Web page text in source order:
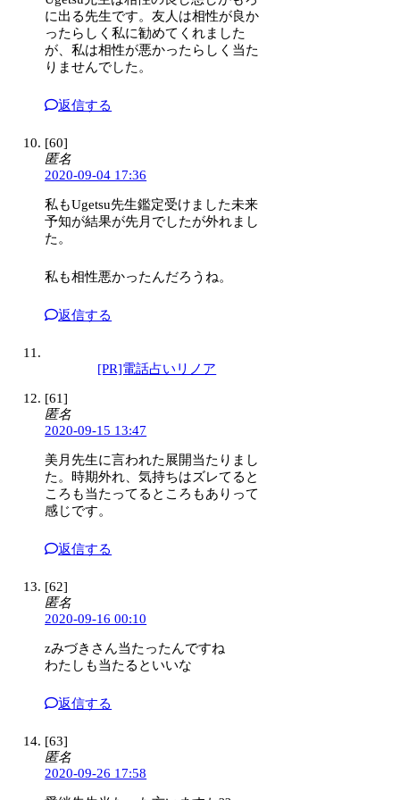
に出る先生です。友人は相性が良か
ったらしく私に勧めてくれました
が、私は相性が悪かったらしく当た
りませんでした。
返信する
[60]
匿名
2020-09-04 17:36
私もUgetsu先生鑑定受けました未来
予知が結果が先月でしたが外れまし
た。
私も相性悪かったんだろうね。
返信する
[PR]電話占いリノア
[61]
匿名
2020-09-15 13:47
美月先生に言われた展開当たりまし
た。時期外れ、気持ちはズレてると
ころも当たってるところもありって
感じです。
返信する
[62]
匿名
2020-09-16 00:10
zみづきさん当たったんですね
わたしも当たるといいな
返信する
[63]
匿名
2020-09-26 17:58